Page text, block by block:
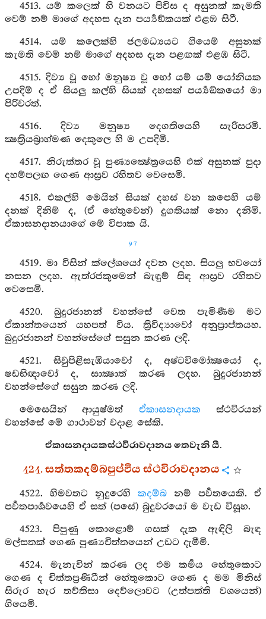
4513. යම් කලෙක් හි වනයට පිවිස ද අසුනක් කැමති
වෙම් නම් මාගේ අදහස දැන පර්‍ය්‍යඞ්කයක් එළඹ සිටී.
4514. යම් කලෙක්හි ජලමධ්‍යයට ගියෙම් අසුනක්
කැමති වෙම් නම් මාගේ අදහස දැන පළඟක් එළඹ සිටී.
4515. දිව්‍ය වූ හෝ මනුෂ්‍ය වූ හෝ යම් යම් යෝනියක
උපදිම් ද ඒ සියලු කල්හි සියක් දහසක් පර්‍ය්‍යඞ්කයෝ මා
පිරිවරත්.
4516. දිව්‍ය මනුෂ්‍ය දෙගතියෙහි සැරිසරමි.
ක්‍ෂත්‍රියබ්‍රාහ්මණ දෙකුලෙ හි ම උපදිමි.
4517. නිරුත්තර වූ පුණ්‍යක්‍ෂේත්‍රයෙහි එක් අසුනක් පුදා
දහම්පලඟ ගෙණ ආස්‍රව රහිතව වෙසෙමි.
4518. එකල්හි මෙයින් සියක් දහස් වන කපෙහි යම්
දනක් දිනිම් ද, (ඒ හේතුවෙන්) දුගතියක් නො දනිමි.
ඒකාසනදානයාගේ මේ විපාක යි.
97
4519. මා විසින් ක්ලේශයෝ දවන ලදහ. සියලු භවයෝ
නසන ලදහ. ඇත්රජකුමෙන් බැඳුම් සිඳ ආස්‍රව රහිතව
වෙසෙමි.
4520. බුදුරජානන් වහන්සේ වෙත පැමිණීම මට
ඒකාන්තයෙන් යහපත් විය. ත්‍රිවිද්‍යාවෝ අනුප්‍රාප්තයහ.
බුදුරජානන් වහන්සේගේ සසුන කරණ ලදි.
4521. සිවුපිළිසැඹියාවෝ ද, අෂ්ටවිමෝක්‍ෂයෝ ද,
ෂඩභිඥාවෝ ද, සාක්‍ෂාත් කරණ ලදහ. බුදුරජානන්
වහන්සේගේ සසුන කරණ ලදි.
මෙසෙයින් ආයුෂ්මත් ඒකාසනදායක ස්ථවිරයන්
වහන්සේ මේ ගාථාවන් වදාළ සේකි.
ඒකාසනදායකස්ථවිරාවදානය තෙවැනි යී.
424. සත්තකදම්බපුප්ඵිය ස්ථවිරාවදානය
4522. හිමවතට නුදුරෙහි කදම්බනම් පර්‍වතයෙකි. ඒ
පර්‍වතපාර්‍ශවයෙහි ඒ සත් (පසේ) බුදුවරයෝ ම වැඩ විසූහ.
4523. පිපුණු කොළොම් ගසක් දැක ඇඳිලි බැඳ
මල්සතක් ගෙණ පුණ්‍යචිත්තයෙන් උඩට දැමීමි.
4524. මැනැවින් කරණ ලද එම කර්‍මය හේතුකොට
ගෙණ ද චිත්තප්‍රණිධීන් හේතුකොට ගෙණ ද මම මිනිස්
සිරුර හැර තව්තිසා දෙව්ලොවට (උත්පත්ති වශයෙන්)
ගියෙමි.